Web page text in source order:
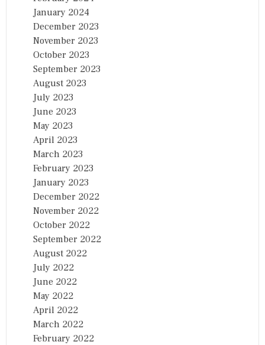
January 2024
December 2023
November 2023
October 2023
September 2023
August 2023
July 2023
June 2023
May 2023
April 2023
March 2023
February 2023
January 2023
December 2022
November 2022
October 2022
September 2022
August 2022
July 2022
June 2022
May 2022
April 2022
March 2022
February 2022